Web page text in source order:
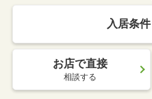
入居条件
お店で直接
相談する